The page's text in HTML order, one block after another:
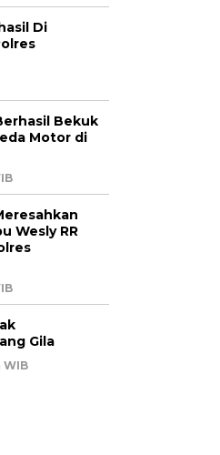
Di
Bekuk
Motor di
Wesly RR
Gila
WIB